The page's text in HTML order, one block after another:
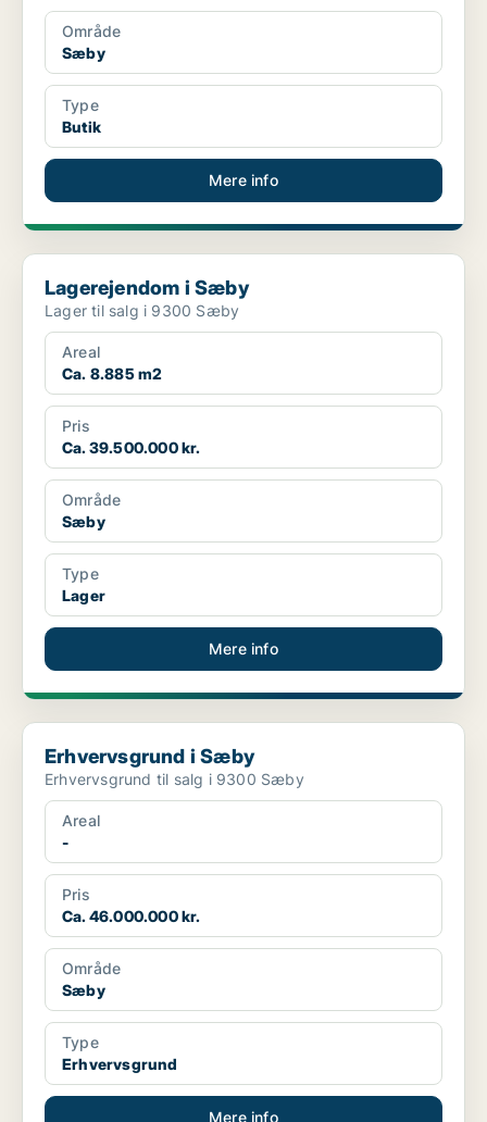
Område
Sæby
Type
Butik
Mere info
Lagerejendom i Sæby
Lagerejendom i Sæby
Lager til salg i 9300 Sæby
Areal
Ca. 8.885 m2
Pris
Ca. 39.500.000 kr.
Område
Sæby
Type
Lager
Mere info
Erhvervsgrund i Sæby
Erhvervsgrund i Sæby
Erhvervsgrund til salg i 9300 Sæby
Areal
-
Pris
Ca. 46.000.000 kr.
Område
Sæby
Type
Erhvervsgrund
Mere info